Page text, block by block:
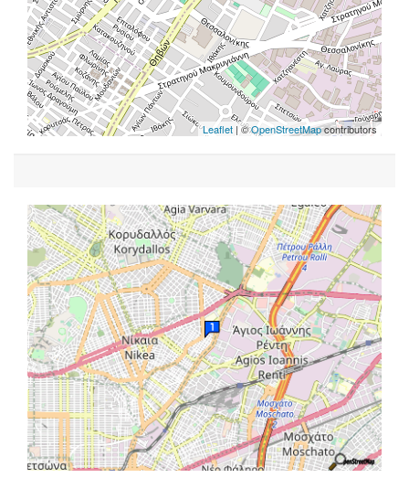
Leaflet | ©OpenStreetMapcontributors